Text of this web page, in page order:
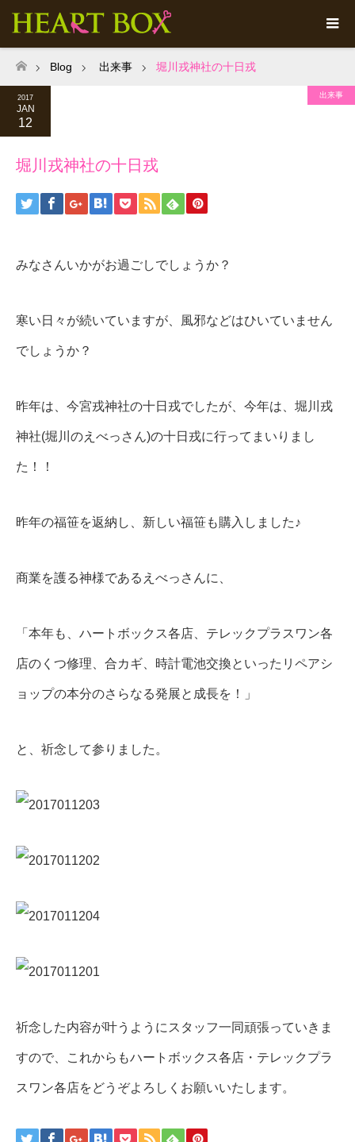
ホーム
Blog 出来事 堀川戎神社の十日戎
2017
JAN
12
出来事
堀川戎神社の十日戎
みなさんいかがお過ごしでしょうか？
寒い日々が続いていますが、風邪などはひいていません
でしょうか？
昨年は、今宮戎神社の十日戎でしたが、今年は、堀川戎
神社(堀川のえべっさん)の十日戎に行ってまいりまし
た！！
昨年の福笹を返納し、新しい福笹も購入しました♪
商業を護る神様であるえべっさんに、
「本年も、ハートボックス各店、テレックプラスワン各
店のくつ修理、合カギ、時計電池交換といったリペアシ
ョップの本分のさらなる発展と成長を！」
と、祈念して参りました。
祈念した内容が叶うようにスタッフ一同頑張っていきま
すので、これからもハートボックス各店・テレックプラ
スワン各店をどうぞよろしくお願いいたします。